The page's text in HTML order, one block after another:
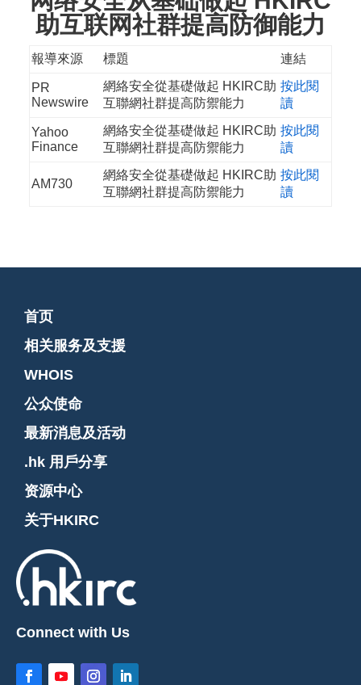
助互联网社群提高防御能力
報導來源 標題 連結
PR
Newswire
網絡安全從基礎做起 HKIRC助
互聯網社群提高防禦能力
按此閱
讀
Yahoo
Finance
網絡安全從基礎做起 HKIRC助
互聯網社群提高防禦能力
按此閱
讀
AM730
網絡安全從基礎做起 HKIRC助
互聯網社群提高防禦能力
按此閱
讀
首页
相关服务及支援
WHOIS
公众使命
最新消息及活动
.hk 用戶分享
资源中心
关于HKIRC
Connect with Us